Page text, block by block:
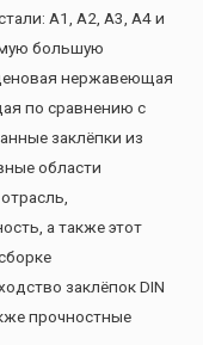
А1, А2, А3, А4 и
большую
нержавеющая
по сравнению с
заклёпки из
области
а также этот
заклёпок DIN
прочностные